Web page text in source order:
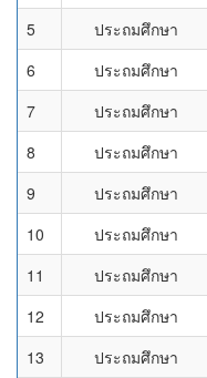
5
ประถมศึกษา
6
ประถมศึกษา
7
ประถมศึกษา
8
ประถมศึกษา
9
ประถมศึกษา
10
ประถมศึกษา
11
ประถมศึกษา
12
ประถมศึกษา
13
ประถมศึกษา